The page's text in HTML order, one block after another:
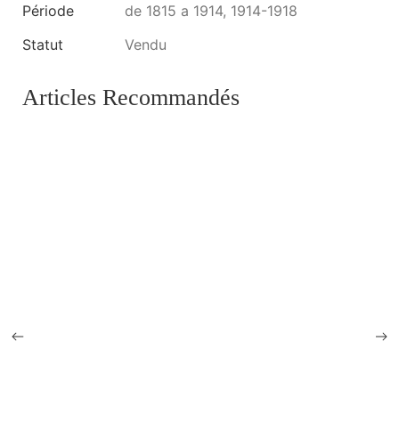
Période
de 1815 a 1914, 1914-1918
Statut
Vendu
Articles Recommandés